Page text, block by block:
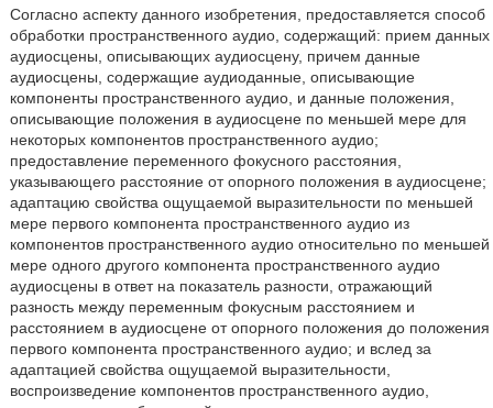
Согласно аспекту данного изобретения, предоставляется способ
обработки пространственного аудио, содержащий: прием данных
аудиосцены, описывающих аудиосцену, причем данные
аудиосцены, содержащие аудиоданные, описывающие
компоненты пространственного аудио, и данные положения,
описывающие положения в аудиосцене по меньшей мере для
некоторых компонентов пространственного аудио;
предоставление переменного фокусного расстояния,
указывающего расстояние от опорного положения в аудиосцене;
адаптацию свойства ощущаемой выразительности по меньшей
мере первого компонента пространственного аудио из
компонентов пространственного аудио относительно по меньшей
мере одного другого компонента пространственного аудио
аудиосцены в ответ на показатель разности, отражающий
разность между переменным фокусным расстоянием и
расстоянием в аудиосцене от опорного положения до положения
первого компонента пространственного аудио; и вслед за
адаптацией свойства ощущаемой выразительности,
воспроизведение компонентов пространственного аудио,